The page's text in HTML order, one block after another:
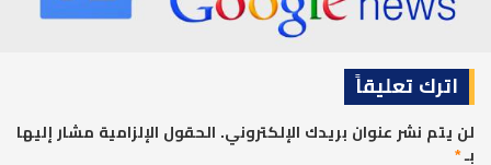
اترك تعليقاً
لن يتم نشر عنوان بريدك الإلكتروني. الحقول الإلزامية مشار إليها
بـ*